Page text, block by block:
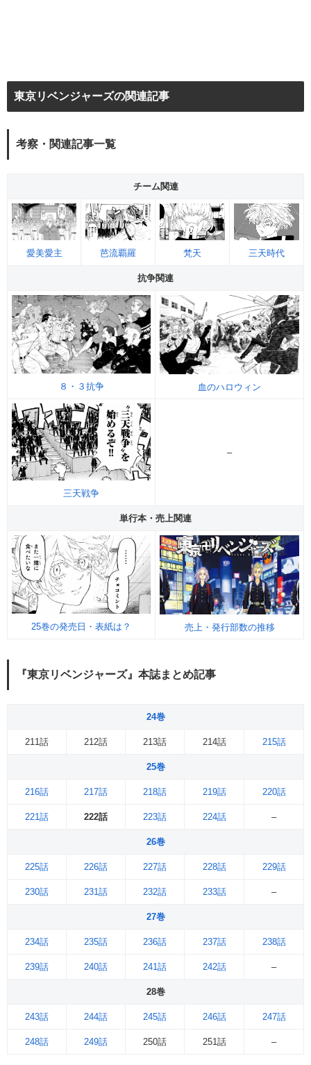
東京リベンジャーズの関連記事
考察・関連記事一覧
チーム関連
愛美愛主 芭流覇羅 梵天 三天時代
抗争関連
８・３抗争 血のハロウィン
三天戦争
–
単行本・売上関連
25巻の発売日・表紙は？ 売上・発行部数の推移
『東京リベンジャーズ』本誌まとめ記事
24巻
211話 212話 213話 214話 215話
25巻
216話 217話 218話 219話 220話
221話 222話 223話 224話 –
26巻
225話 226話 227話 228話 229話
230話 231話 232話 233話 –
27巻
234話 235話 236話 237話 238話
239話 240話 241話 242話 –
28巻
243話 244話 245話 246話 247話
248話 249話 250話 251話 –